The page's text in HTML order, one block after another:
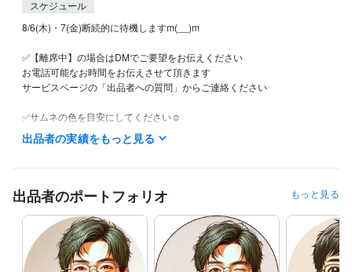
スケジュール
8/6(木)・7(金)断続的に待機しますm(__)m
✅【離席中】の場合はDMでご要望をお伝えください
お電話可能なお時間をお伝えさせて頂きます
サービスページの「出品者への質問」からご連絡ください
✅サムネの色を目安にしてください☺️
・オールジャンルで話す関西弁で雑談は「黄色」
・思いやりを感じて安心したい時は「青」
✅ご要望頂ければ深夜・早朝も可能です
（DMでお問い合わせください）
✅ブログ書いてます
（2026年1月現在　約470記事）
出品者の実績をもっと見る
出品者のポートフォリオ もっと見る